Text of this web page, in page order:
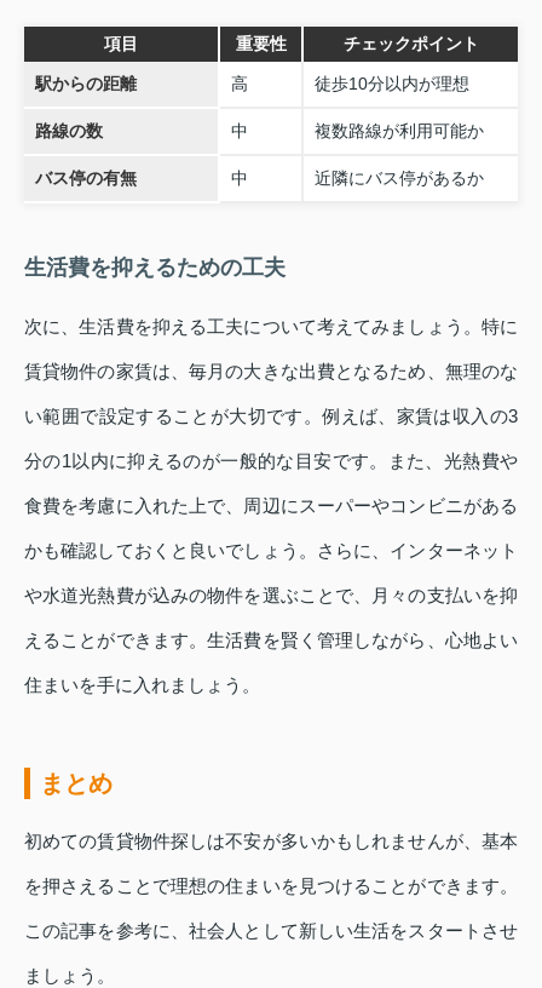
項目 重要性 チェックポイント
駅からの距離 高 徒歩10分以内が理想
路線の数 中 複数路線が利用可能か
バス停の有無 中 近隣にバス停があるか
生活費を抑えるための工夫
次に、生活費を抑える工夫について考えてみましょう。特に
賃貸物件の家賃は、毎月の大きな出費となるため、無理のな
い範囲で設定することが大切です。例えば、家賃は収入の3
分の1以内に抑えるのが一般的な目安です。また、光熱費や
食費を考慮に入れた上で、周辺にスーパーやコンビニがある
かも確認しておくと良いでしょう。さらに、インターネット
や水道光熱費が込みの物件を選ぶことで、月々の支払いを抑
えることができます。生活費を賢く管理しながら、心地よい
住まいを手に入れましょう。
まとめ
初めての賃貸物件探しは不安が多いかもしれませんが、基本
を押さえることで理想の住まいを見つけることができます。
この記事を参考に、社会人として新しい生活をスタートさせ
ましょう。